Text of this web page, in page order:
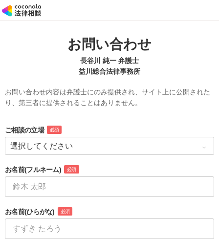
お問い合わせ
長谷川 純一 弁護士
益川総合法律事務所
お問い合わせ内容は弁護士にのみ提供され、サイト上に公開された
り、第三者に提供されることはありません。
ご相談の立場 必須
お名前(フルネーム) 必須
お名前(ひらがな) 必須